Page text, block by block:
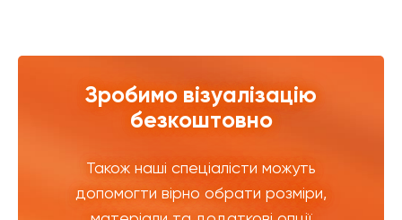
Зробимо візуалізацію
безкоштовно
Також наші спеціалісти можуть
допомогти вірно обрати розміри,